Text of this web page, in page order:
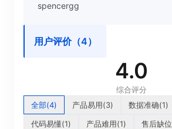
spencergg
用户评价（4）
4.0
综合评分
全部(4) 产品易用(3) 数据准确(1)
代码易懂(1) 产品难用(1) 售后缺位